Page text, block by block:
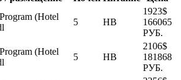
(Hotel
5 HB
1923$
166065
РУБ.
(Hotel
5 HB
2106$
181868
РУБ.